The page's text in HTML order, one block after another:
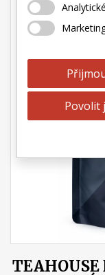
TEAHOUSE
Povolit